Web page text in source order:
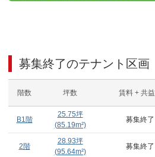
募集終了のテナント区画
階数 坪数 賃料 + 共
B1階
25.75坪
(85.19m²)
募集終了
2階
28.93坪
(95.64m²)
募集終了